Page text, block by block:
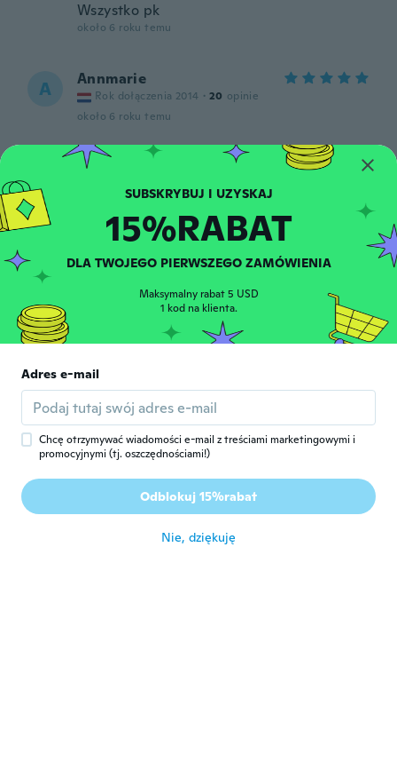
Wszystko pk
około 6 roku temu
A Annmarie
Rok dołączenia 2014 · 20 opinie
około 6 roku temu
Mery
A Agnès
około 6 roku temu
Anka
Die Farbe ist bei mir sehr beliebt,
dementsprechend glücklich bin ich
darüber , sie einzelnd gefunden zu haben
Krista
Rok dołączenia 2015 · 75 opinie
15%RABAT
DLA TWOJEGO PIERWSZEGO ZAMÓWIENIA
Maksymalny rabat 5 USD
1 kod na klienta.
Adres e-mail
Chcę otrzymywać wiadomości e-mail z treściami marketingowymi i
promocyjnymi (tj. oszczędnościami!)
Odblokuj 15%rabat
Nie, dziękuję